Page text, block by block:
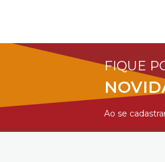
FIQUE
Ao se